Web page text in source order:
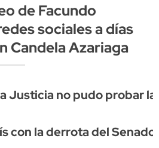
de Facundo
sociales a días
Candela Azariaga
Justicia no pudo probar
con la derrota del